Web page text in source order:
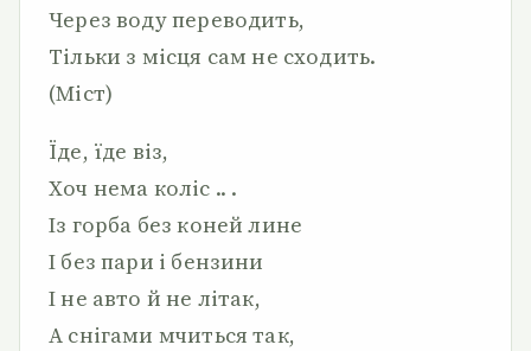
Через воду переводить,
Тільки з місця сам не сходить.
(Міст)
Їде, їде віз,
Хоч нема коліс .. .
Із горба без коней лине
І без пари і бензини
І не авто й не літак,
А снігами мчиться так,